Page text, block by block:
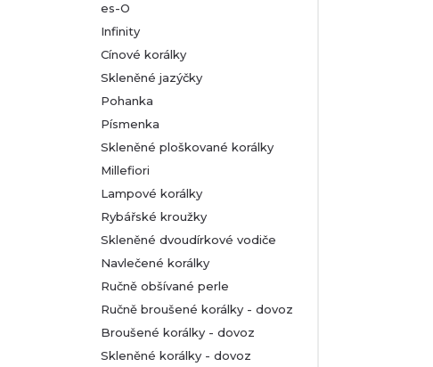
es-O
Infinity
Cínové korálky
Skleněné jazýčky
Pohanka
Písmenka
Skleněné ploškované korálky
Millefiori
Lampové korálky
Rybářské kroužky
Skleněné dvoudírkové vodiče
Navlečené korálky
Ručně obšívané perle
Ručně broušené korálky - dovoz
Broušené korálky - dovoz
Skleněné korálky - dovoz